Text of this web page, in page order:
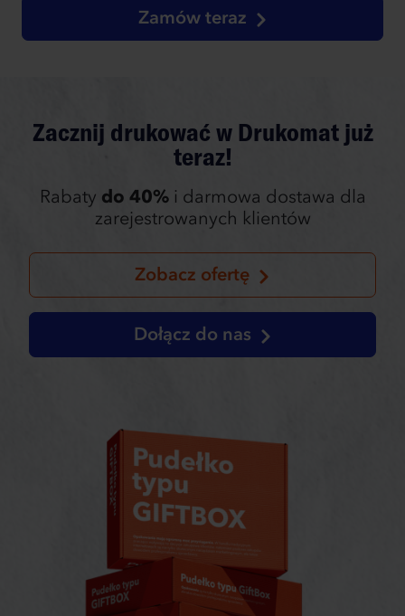
Zamów teraz
Zacznij drukować w Drukomat już
teraz!
Rabaty do 40%i darmowa dostawa dla
zarejestrowanych klientów
Zobacz ofertę
Dołącz do nas